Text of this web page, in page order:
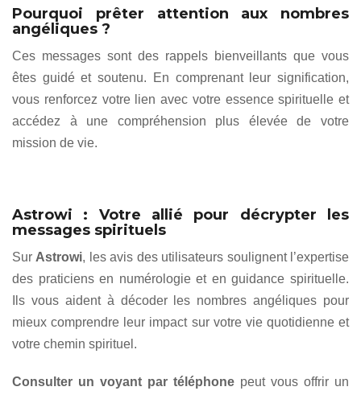
Pourquoi prêter attention aux nombres
angéliques ?
Ces messages sont des rappels bienveillants que vous
êtes guidé et soutenu. En comprenant leur signification,
vous renforcez votre lien avec votre essence spirituelle et
accédez à une compréhension plus élevée de votre
mission de vie.
Astrowi : Votre allié pour décrypter les
messages spirituels
Sur Astrowi, les avis des utilisateurs soulignent l’expertise
des praticiens en numérologie et en guidance spirituelle.
Ils vous aident à décoder les nombres angéliques pour
mieux comprendre leur impact sur votre vie quotidienne et
votre chemin spirituel.
Consulter un voyant par téléphone peut vous offrir un